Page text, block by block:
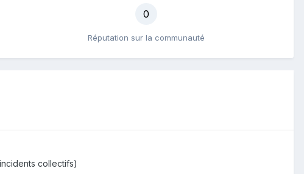
0
Réputation sur la communauté
collectifs)